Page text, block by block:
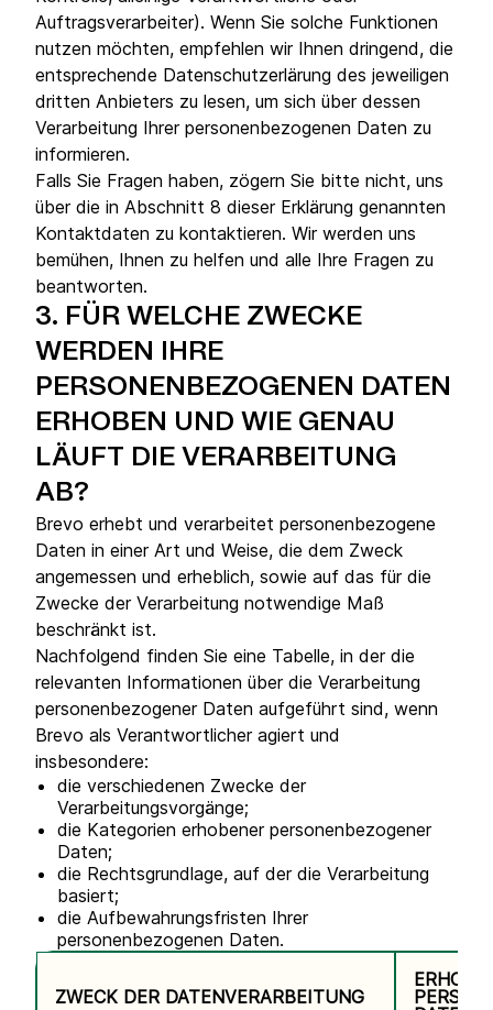
Auftragsverarbeiter). Wenn Sie solche Funktionen
nutzen möchten, empfehlen wir Ihnen dringend, die
entsprechende Datenschutzerlärung des jeweiligen
dritten Anbieters zu lesen, um sich über dessen
Verarbeitung Ihrer personenbezogenen Daten zu
informieren.
Falls Sie Fragen haben, zögern Sie bitte nicht, uns
über die in Abschnitt 8 dieser Erklärung genannten
Kontaktdaten zu kontaktieren. Wir werden uns
bemühen, Ihnen zu helfen und alle Ihre Fragen zu
beantworten.
3. FÜR WELCHE ZWECKE
WERDEN IHRE
PERSONENBEZOGENEN DATEN
ERHOBEN UND WIE GENAU
LÄUFT DIE VERARBEITUNG
AB?
Brevo erhebt und verarbeitet personenbezogene
Daten in einer Art und Weise, die dem Zweck
angemessen und erheblich, sowie auf das für die
Zwecke der Verarbeitung notwendige Maß
beschränkt ist.
Nachfolgend finden Sie eine Tabelle, in der die
relevanten Informationen über die Verarbeitung
personenbezogener Daten aufgeführt sind, wenn
Brevo als Verantwortlicher agiert und
insbesondere:
die verschiedenen Zwecke der
Verarbeitungsvorgänge;
die Kategorien erhobener personenbezogener
Daten;
die Rechtsgrundlage, auf der die Verarbeitung
basiert;
die Aufbewahrungsfristen Ihrer
personenbezogenen Daten.
ZWECK DER DATENVERARBEITUNG